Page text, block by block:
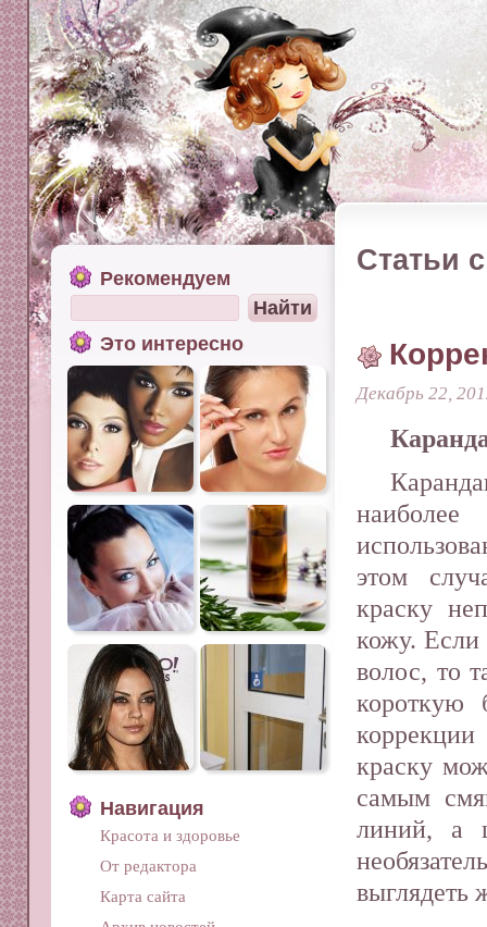
Статьи
Декабрь 22,
этом
краску
кожу. Если
волос, то
короткую
краску
самым
линий, а
выглядеть
Рекомендуем
Это интересно
Навигация
Красота и здоровье
От редактора
Карта сайта